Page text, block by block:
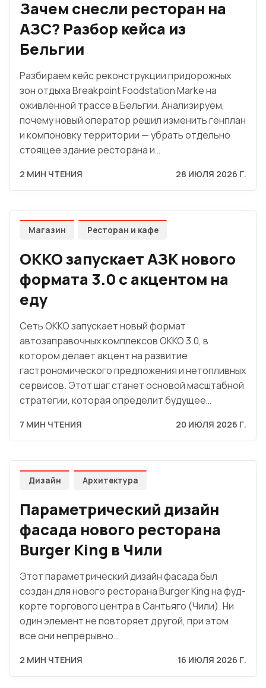
Зачем снесли ресторан на
АЗС? Разбор кейса из
Бельгии
Разбираем кейс реконструкции придорожных
зон отдыха Breakpoint Foodstation Marke на
оживлённой трассе в Бельгии. Анализируем,
почему новый оператор решил изменить генплан
и компоновку территории — убрать отдельно
стоящее здание ресторана и…
2 МИН ЧТЕНИЯ 28 ИЮЛЯ 2026 Г.
Магазин Ресторан и кафе
OKKO запускает АЗК нового
формата 3.0 с акцентом на
еду
Сеть OKKO запускает новый формат
автозаправочных комплексов OKKO 3.0, в
котором делает акцент на развитие
гастрономического предложения и нетопливных
сервисов. Этот шаг станет основой масштабной
стратегии, которая определит будущее…
7 МИН ЧТЕНИЯ 20 ИЮЛЯ 2026 Г.
Дизайн Архитектура
Параметрический дизайн
фасада нового ресторана
Burger King в Чили
Этот параметрический дизайн фасада был
создан для нового ресторана Burger King на фуд-
корте торгового центра в Сантьяго (Чили). Ни
один элемент не повторяет другой, при этом
все они непрерывно…
2 МИН ЧТЕНИЯ 16 ИЮЛЯ 2026 Г.